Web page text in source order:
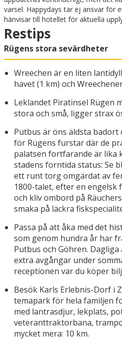
varsel. Happydays tar ej ansvar för
hänvisar till hotellet för aktuella
Restips
Rügens stora sevärdheter
Wreechen är en liten
havet (1 km) och
Leklandet Piratinsel Rügen
stora och små, ligger strax
Putbus är öns äldsta badort
för Rügens furstar där de
palatsen fortfarande är lika
stadens forntida status: Se
ett runt torg omgärdat av
1800-talet, efter en engelsk
och kliv ombord på
smaka på läckra
Passa på att åka med det
som genom hundra år har
Putbus och Göhren.
extra avgångar under
receptionen var du köper
Besök Karls Erlebnis-Dorf i
temapark för hela familjen
med lantrasdjur, lekplats,
veteranttraktorbana,
mycket mera: 10 km.